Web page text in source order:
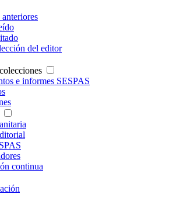
del editor
e informes SESPAS
continua